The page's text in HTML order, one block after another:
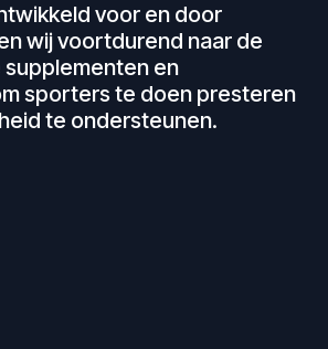
voor en door
wij voortdurend naar de
en
sporters te doen presteren
te ondersteunen.